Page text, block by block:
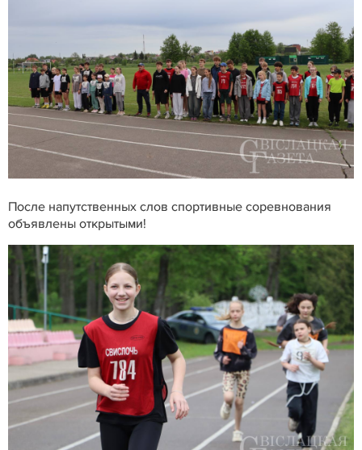
После напутственных слов спортивные соревнования
объявлены открытыми!